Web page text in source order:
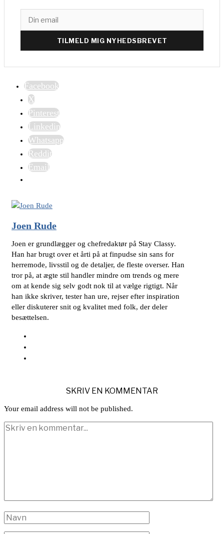
TILMELD MIG NYHEDSBREVET
Facebook
X
Pinterest
Linkedin
Whatsapp
Reddit
Email
Joen Rude
Joen er grundlægger og chefredaktør på Stay Classy.
Han har brugt over et årti på at finpudse sin sans for
herremode, livsstil og de detaljer, de fleste overser. Han
tror på, at ægte stil handler mindre om trends og mere
om at kende sig selv godt nok til at vælge rigtigt. Når
han ikke skriver, tester han ure, rejser efter inspiration
eller diskuterer snit og kvalitet med folk, der deler
besættelsen.
SKRIV EN KOMMENTAR
Your email address will not be published.